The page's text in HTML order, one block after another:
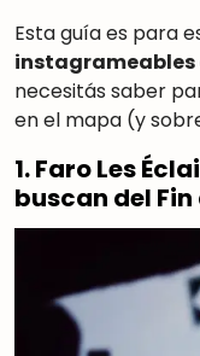
Esta guía es para
instagrameables
necesitás saber
en el mapa (y
1. Faro Les
buscan del